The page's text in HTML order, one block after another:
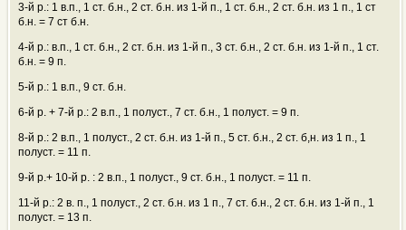
3-й р.: 1 в.п., 1 ст. б.н., 2 ст. б.н. из 1-й п., 1 ст. б.н., 2 ст. б.н. из 1 п., 1 ст
б.н. = 7 ст б.н.
4-й р.: в.п., 1 ст. б.н., 2 ст. б.н. из 1-й п., 3 ст. б.н., 2 ст. б.н. из 1-й п., 1 ст.
б.н. = 9 п.
5-й р.: 1 в.п., 9 ст. б.н.
6-й р. + 7-й р.: 2 в.п., 1 полуст., 7 ст. б.н., 1 полуст. = 9 п.
8-й р.: 2 в.п., 1 полуст., 2 ст. б.н. из 1-й п., 5 ст. б.н., 2 ст. б,н. из 1 п., 1
полуст. = 11 п.
9-й р.+ 10-й р. : 2 в.п., 1 полуст., 9 ст. б.н., 1 полуст. = 11 п.
11-й р.: 2 в. п., 1 полуст., 2 ст. б.н. из 1 п., 7 ст. б.н., 2 ст. б.н. из 1-й п., 1
полуст. = 13 п.